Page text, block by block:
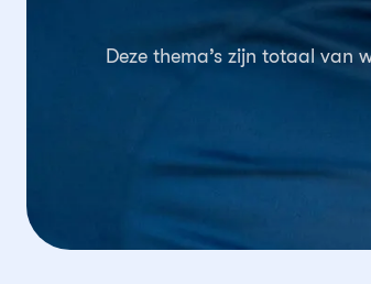
Deze thema’s zijn totaal van